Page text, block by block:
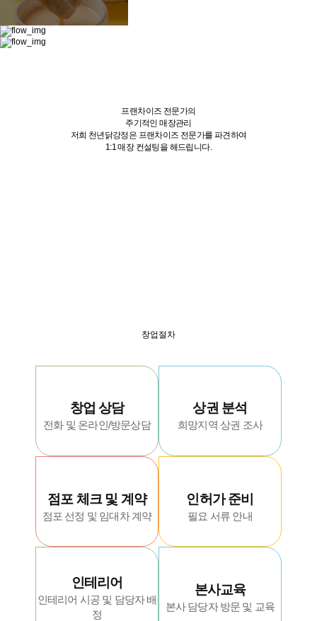
프랜차이즈 전문가의
주기적인매장관리
저희 천년닭강정은 프랜차이즈 전문가를 파견하여
1:1 매장 컨설팅을 해드립니다.
창업절차
창업 상담
전화 및 온라인/방문상담
상권 분석
희망지역 상권 조사
점포 체크 및 계약
점포 선정 및 임대차 계약
인허가 준비
필요 서류 안내
인테리어
인테리어 시공 및 담당자 배
정
본사교육
본사 담당자 방문 및 교육